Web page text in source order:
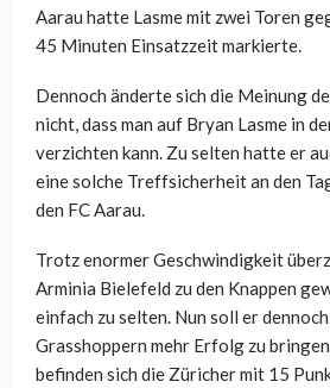
Aarau hatte Lasme mit zwei Toren
45 Minuten Einsatzzeit markierte.
Dennoch änderte sich die Meinung
nicht, dass man auf Bryan Lasme in
verzichten kann. Zu selten hatte er
eine solche Treffsicherheit an den
den FC Aarau.
Trotz enormer Geschwindigkeit
Arminia Bielefeld zu den Knappen
einfach zu selten. Nun soll er
Grasshoppern mehr Erfolg zu
befinden sich die Züricher mit 15